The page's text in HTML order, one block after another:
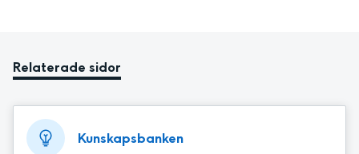
Relaterade sidor
Kunskapsbanken